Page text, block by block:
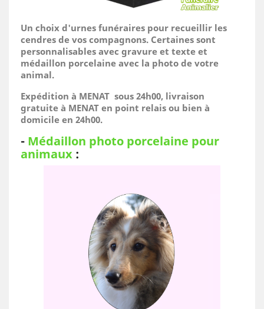
Un choix d'urnes funéraires pour recueillir les
cendres de vos compagnons. Certaines sont
personnalisables avec gravure et texte et
médaillon porcelaine avec la photo de votre
animal.
Expédition à MENAT sous 24h00, livraison
gratuite à MENAT en point relais ou bien à
domicile en 24h00.
- Médaillon photo porcelaine pour
animaux :